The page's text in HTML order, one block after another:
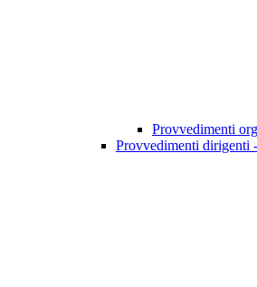
Provvedimenti
Provvedimenti dirigenti